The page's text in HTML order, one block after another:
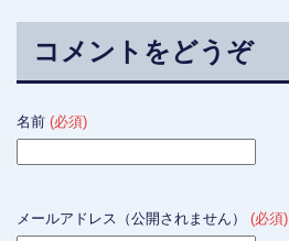
コメントをどうぞ
名前 (必須)
メールアドレス（公開されません） (必須)